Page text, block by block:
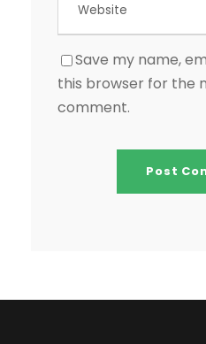
Save my name,
this browser for the
comment.